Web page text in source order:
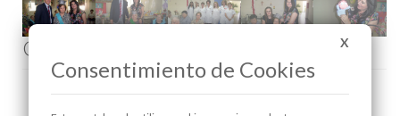
Comenta esta noticia en Facebook X
Consentimiento de Cookies